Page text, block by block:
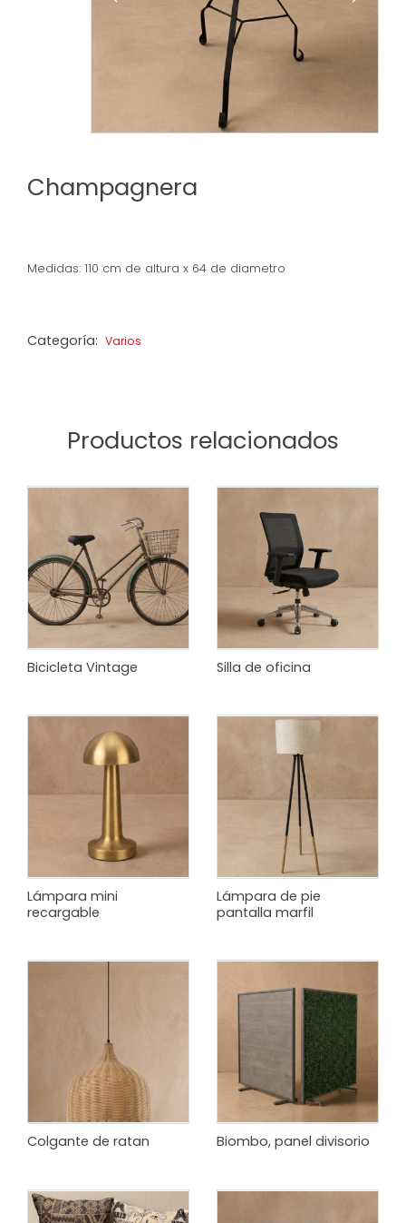
Champagnera
Medidas: 110 cm de altura x 64 de diametro
Categoría: Varios
Productos relacionados
Bicicleta Vintage Silla de oficina
Lámpara mini
recargable
Lámpara de pie
pantalla marfil
Colgante de ratan Biombo, panel divisorio